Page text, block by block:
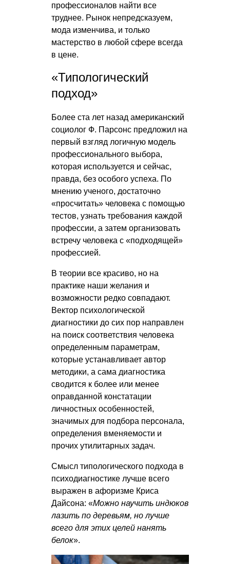
профессионалов найти все
труднее. Рынок непредсказуем,
мода изменчива, и только
мастерство в любой сфере всегда
в цене.
«Типологический
подход»
Более ста лет назад американский
социолог Ф. Парсонс предложил на
первый взгляд логичную модель
профессионального выбора,
которая используется и сейчас,
правда, без особого успеха. По
мнению ученого, достаточно
«просчитать» человека с помощью
тестов, узнать требования каждой
профессии, а затем организовать
встречу человека с «подходящей»
профессией.
В теории все красиво, но на
практике наши желания и
возможности редко совпадают.
Вектор психологической
диагностики до сих пор направлен
на поиск соответствия человека
определенным параметрам,
которые устанавливает автор
методики, а сама диагностика
сводится к более или менее
оправданной констатации
личностных особенностей,
значимых для подбора персонала,
определения вменяемости и
прочих утилитарных задач.
Смысл типологического подхода в
психодиагностике лучше всего
выражен в афоризме Криса
Дайсона: «Можно научить индюков
лазить по деревьям, но лучше
всего для этих целей нанять
белок».